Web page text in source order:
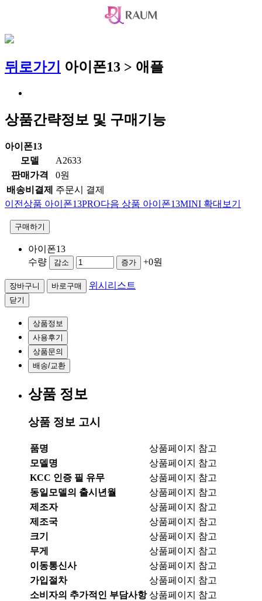
뒤로가기 아이폰13 > 애플
상품간략정보 및 구매기능
아이폰13
모델
A2633
판매가격
0원
배송비결제
주문시 결제
이전상품 아이폰13PRO다음 상품 아이폰13MINI 확대보기
구매하기
아이폰13
수량
감소 증가 +0원
위시리스트
닫기
상품정보
사용후기
상품문의
배송/교환
상품 정보
상품 정보 고시
품명
상품페이지 참고
모델명
상품페이지 참고
KCC 인증 필 유무
상품페이지 참고
동일모델의 출시년월
상품페이지 참고
제조자
상품페이지 참고
제조국
상품페이지 참고
크기
상품페이지 참고
무게
상품페이지 참고
이동통신사
상품페이지 참고
가입절차
상품페이지 참고
소비자의 추가적인 부담사항 상품페이지 참고